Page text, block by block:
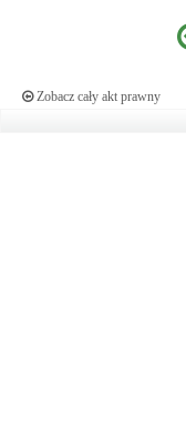
Zobacz cały akt prawny